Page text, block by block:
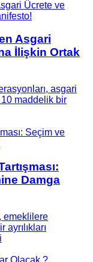
Asgari
İlişkin Ortak
asgari
maddelik bir
Damga
emeklilere